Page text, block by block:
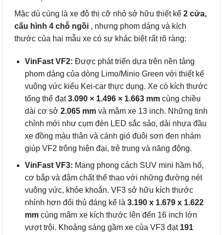
Mặc dù cùng là xe đô thị cỡ nhỏ sở hữu thiết kế 2 cửa,
cấu hình 4 chỗ ngồi , nhưng phom dáng và kích
thước của hai mẫu xe có sự khác biệt rất rõ ràng:
VinFast VF2: Được phát triển dựa trên nền tảng
phom dáng của dòng Limo/Minio Green với thiết kế
vuông vức kiểu Kei-car thực dụng. Xe có kích thước
tổng thể đạt3.090 × 1.496 × 1.663 mm cùng chiều
dài cơ sở 2.065 mm và mâm xe 13 inch. Những tinh
chỉnh mới như cụm đèn LED sắc sảo, dải nhựa đầu
xe đồng màu thân và cánh gió đuôi sơn đen nhám
giúp VF2 trông hiện đại, trẻ trung và năng động.
VinFast VF3: Mang phong cách SUV mini hầm hố,
cơ bắp và đậm chất thể thao với những đường nét
vuông vức, khỏe khoắn. VF3 sở hữu kích thước
nhỉnh hơn đối thủ đáng kể là 3.190 x 1.679 x 1.622
mm cùng mâm xe kích thước lên đến 16 inch lớn
vượt trội. Khoảng sáng gầm xe của VF3 đạt 191